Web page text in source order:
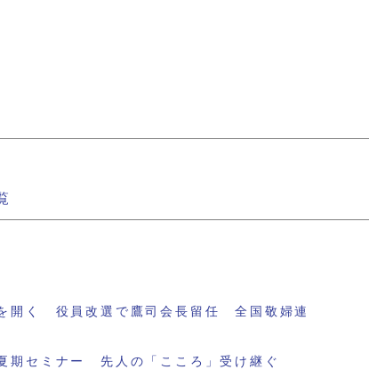
開く 役員改選で鷹司会長留任 全国敬婦連
期セミナー 先人の「こころ」受け継ぐ